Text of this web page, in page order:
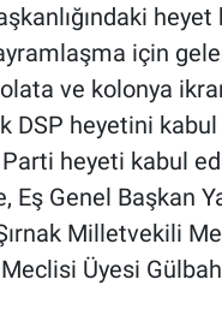
heyet
için
ve kolonya
DSP heyetini
Parti heyeti kabul
Genel Başkan
Milletvekili
Üyesi